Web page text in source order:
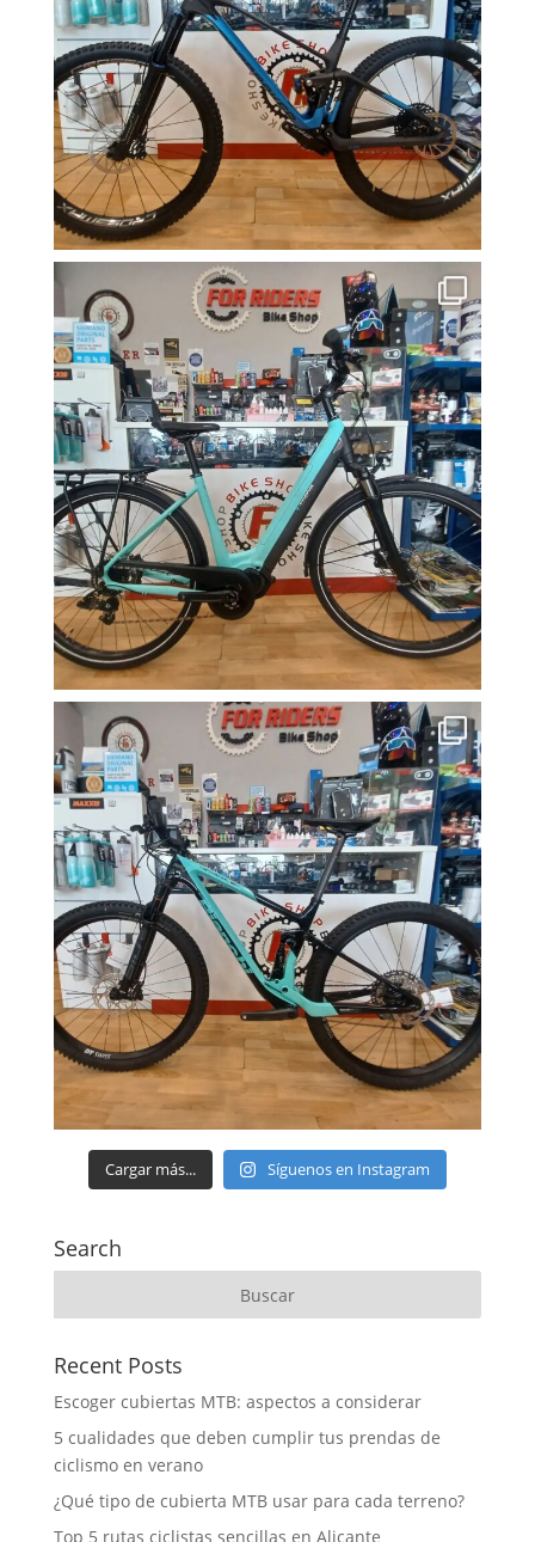
Cargar más... Síguenos en Instagram
Search
Recent Posts
Escoger cubiertas MTB: aspectos a considerar
5 cualidades que deben cumplir tus prendas de
ciclismo en verano
¿Qué tipo de cubierta MTB usar para cada terreno?
Top 5 rutas ciclistas sencillas en Alicante